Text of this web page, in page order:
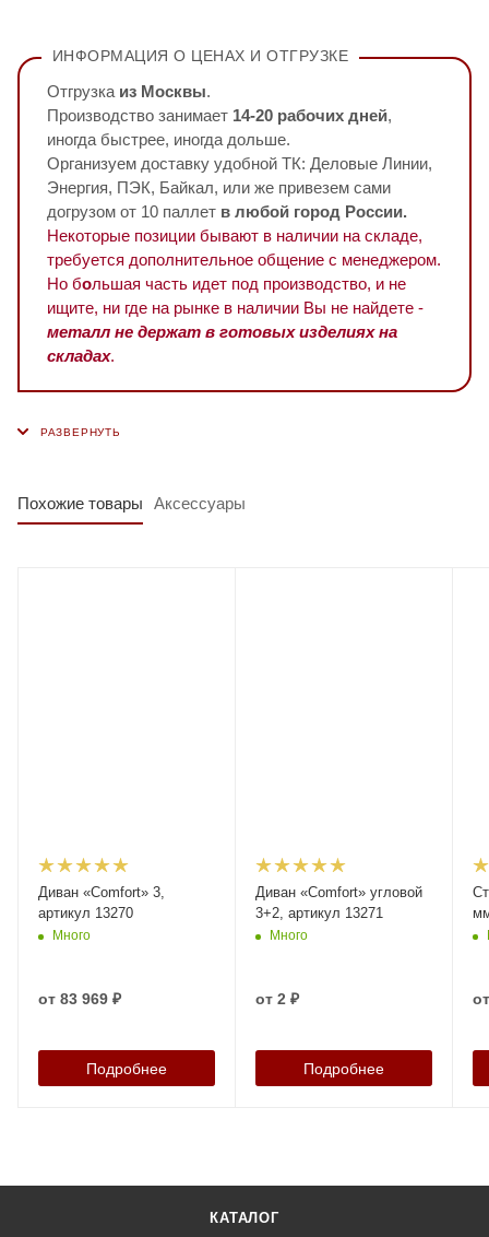
ИНФОРМАЦИЯ О ЦЕНАХ И ОТГРУЗКЕ
Отгрузка из Москвы.
Производство занимает 14-20 рабочих дней,
иногда быстрее, иногда дольше.
Организуем доставку удобной ТК: Деловые Линии,
Энергия, ПЭК, Байкал, или же привезем сами
догрузом от 10 паллет в любой город России.
Некоторые позиции бывают в наличии на складе,
требуется дополнительное общение с менеджером.
Но большая часть идет под производство, и не
ищите, ни где на рынке в наличии Вы не найдете -
металл не держат в готовых изделиях на
складах.
Похожие товары Аксессуары
Диван «Comfort» 3,
артикул 13270
Много
от 83 969 ₽
Подробнее
Диван «Comfort» угловой
3+2, артикул 13271
Много
от 2 ₽
Подробнее
КАТАЛОГ